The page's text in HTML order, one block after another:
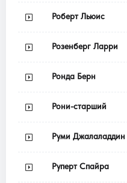
Роберт Льюис
Розенберг Ларри
Ронда Берн
Рони-старший
Руми Джалаладдин
Руперт Спайра